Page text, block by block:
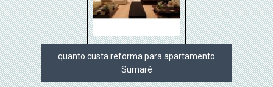
quanto custa reforma para apartamento
Sumaré